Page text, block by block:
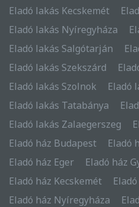
Eladó lakás Kecskemét
Eladó lakás Nyíregyháza
Eladó lakás Salgótarján
Eladó lakás Szekszárd
Eladó lakás Szolnok
Eladó
Eladó lakás Tatabánya
Eladó lakás Zalaegerszeg
Eladó ház Budapest
Eladó
Eladó ház Eger
Eladó ház
Eladó ház Kecskemét
Eladó ház Nyíregyháza